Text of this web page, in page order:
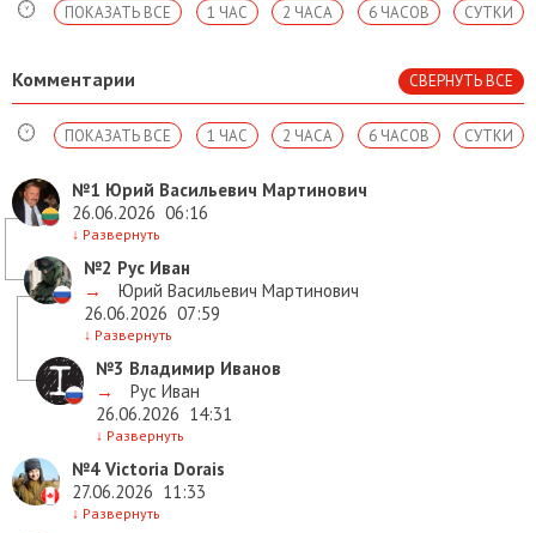
СУТКИ
6 ЧАСОВ
2 ЧАСА
1 ЧАС
ПОКАЗАТЬ ВСЕ
Комментарии СВЕРНУТЬ ВСЕ
СУТКИ
6 ЧАСОВ
2 ЧАСА
1 ЧАС
ПОКАЗАТЬ ВСЕ
№1 Юрий Васильевич Мартинович
26.06.2026 06:16
↓ Развернуть
№2 Рус Иван
→
Юрий Васильевич Мартинович
26.06.2026 07:59
↓ Развернуть
№3 Владимир Иванов
→
Рус Иван
26.06.2026 14:31
↓ Развернуть
№4 Victoria Dorais
27.06.2026 11:33
↓ Развернуть